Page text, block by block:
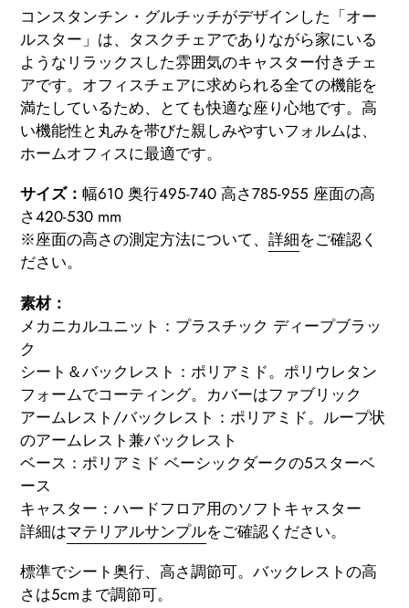
ー
ト
に
商
品
を
追
す
る
コンスタンチン・グルチッチがデザインした「オー
ルスター」は、タスクチェアでありながら家にいる
ようなリラックスした雰囲気のキャスター付きチェ
アです。オフィスチェアに求められる全ての機能を
満たしているため、とても快適な座り心地です。高
い機能性と丸みを帯びた親しみやすいフォルムは、
ホームオフィスに最適です。
サイズ： 幅610 奥行495-740 高さ785-955 座面の高
さ420-530 mm
※座面の高さの測定方法について、 詳細をご確認く
ださい。
素材：
メカニカルユニット：プラスチック ディープブラッ
ク
シート＆バックレスト：ポリアミド。ポリウレタン
フォームでコーティング。カバーはファブリック
アームレスト/バックレスト：ポリアミド。ループ状
のアームレスト兼バックレスト
ベース：ポリアミド ベーシックダークの5スターベ
ース
キャスター：ハードフロア用のソフトキャスター
詳細はマテリアルサンプルをご確認ください。
標準でシート奥行、高さ調節可。バックレストの高
さは5cmまで調節可。